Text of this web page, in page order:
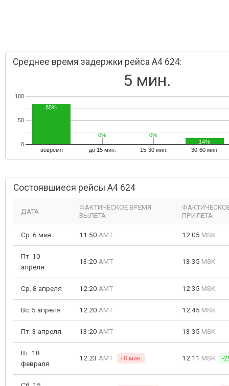
Среднее время задержки рейса A4 624:
5 мин.
вовремя до 15 мин. 15-30 мин. 30-60 мин.
0
50
100
85%
0%
0% 0%
0%
14%
Состоявшиеся рейсы A4 624
ДАТА
ФАКТИЧЕСКОЕ ВРЕМЯ
ВЫЛЕТА
ПРИЛЕТА
Ср. 6 мая 11:50 AMT 12:05 MSK
Пт. 10
апреля
13:20 AMT 13:35 MSK
Ср. 8 апреля 12:20 AMT 12:35 MSK
Вс. 5 апреля 12:20 AMT 12:45 MSK
Пт. 3 апреля 13:20 AMT 13:35 MSK
Вт. 18
февраля
12:23 AMT +8 мин. 12:11 MSK -